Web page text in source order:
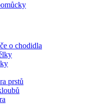
o chodidla
prstů